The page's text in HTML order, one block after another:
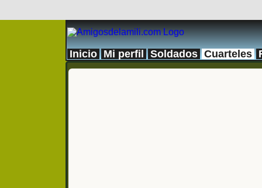
Inicio Mi perfil Soldados Cuarteles